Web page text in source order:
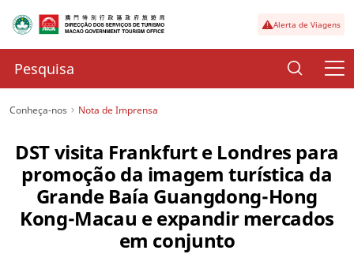
Alerta de Viagens
Conheça-nos Nota de Imprensa
DST visita Frankfurt e Londres para
promoção da imagem turística da
Grande Baía Guangdong-Hong
Kong-Macau e expandir mercados
em conjunto